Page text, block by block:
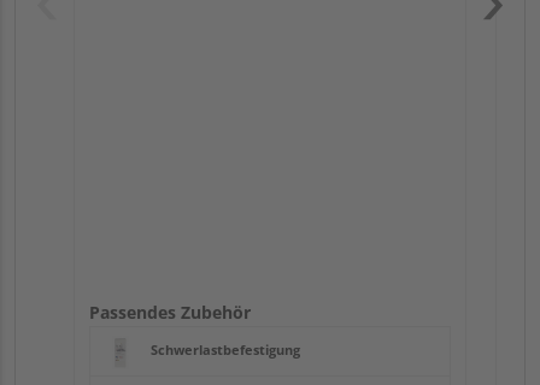
Passendes Zubehör
Schwerlastbefestigung